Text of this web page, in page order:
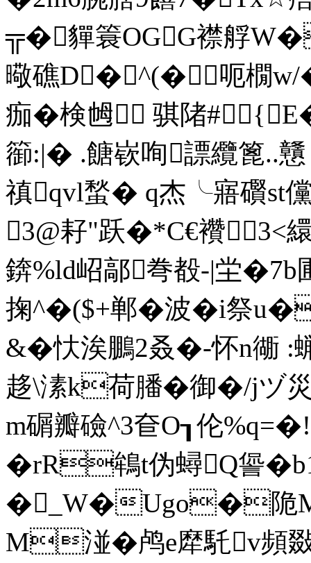
╦�貚簑OGG襟
曔礁D�^(�呃橌w/
痂�検乸 骐陼#
篽:|� .餹嵚咰謤纜篦..
禛qvl蝵� q杰╰ 寤礥
3@耔"跃�*C€襸3<
錛%ld岹鄗弮殾-|坣�7b
掬^�($+郸�波�i祭
&�忕涘鵬2叒�-怀n衚
趍\溸k荷膰�御�/jヅ
m碿瓣礆^3奆O┒伦
�rR鴾t伪蟳Q諐
�_W�Ugo�陒
M湴�鸬e犘馲v頻